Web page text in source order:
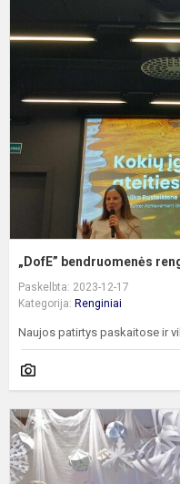
„DofE” bendruomenės
Paskelbta: 2023-12-17
Kategorija: Renginiai
Naujos patirtys paskaitose ir